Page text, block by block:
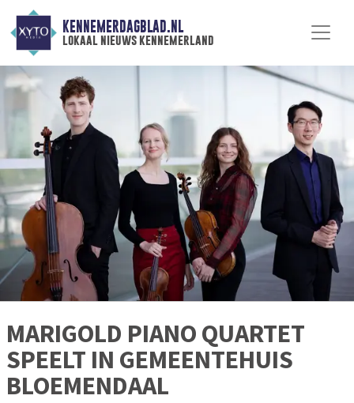
KENNEMERDAGBLAD.NL
lokaal nieuws kennemerland
MARIGOLD PIANO QUARTET
SPEELT IN GEMEENTEHUIS
BLOEMENDAAL